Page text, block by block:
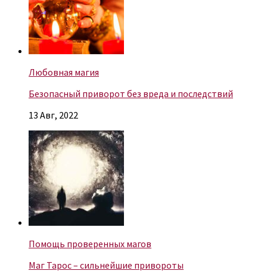
Любовная магия
Безопасный приворот без вреда и последствий
13 Авг, 2022
Помощь проверенных магов
Маг Тарос – сильнейшие привороты